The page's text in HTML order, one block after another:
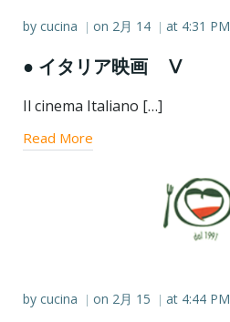
by cucina | on 2月 14 | at 4:31 PM
● イタリア映画 Ⅴ
Il cinema Italiano […]
Read More
by cucina | on 2月 15 | at 4:44 PM